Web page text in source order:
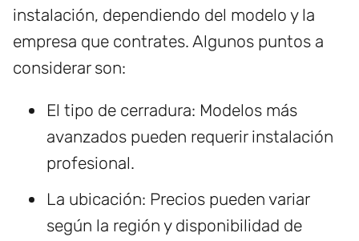
instalación, dependiendo del modelo y la
empresa que contrates. Algunos puntos a
considerar son:
El tipo de cerradura: Modelos más
avanzados pueden requerir instalación
profesional.
La ubicación: Precios pueden variar
según la región y disponibilidad de